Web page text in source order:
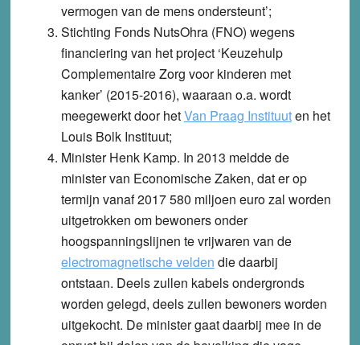
vermogen van de mens ondersteunt’;
Stichting Fonds NutsOhra (FNO) wegens
financiering van het project ‘Keuzehulp
Complementaire Zorg voor kinderen met
kanker’ (2015-2016), waaraan o.a. wordt
meegewerkt door hetVan Praag Instituuten het
Louis Bolk Instituut;
Minister Henk Kamp. In 2013 meldde de
minister van Economische Zaken, dat er op
termijn vanaf 2017 580 miljoen euro zal worden
uitgetrokken om bewoners onder
hoogspanningslijnen te vrijwaren van de
electromagnetische velden die daarbij
ontstaan. Deels zullen kabels ondergronds
worden gelegd, deels zullen bewoners worden
uitgekocht. De minister gaat daarbij mee in de